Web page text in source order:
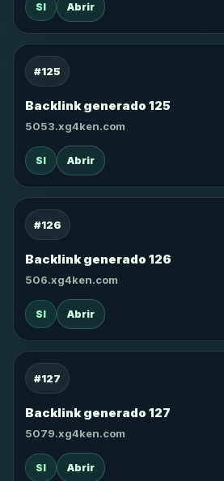
SI Abrir
#125
Backlink generado 125
5053.xg4ken.com
SI Abrir
#126
Backlink generado 126
506.xg4ken.com
SI Abrir
#127
Backlink generado 127
5079.xg4ken.com
SI Abrir